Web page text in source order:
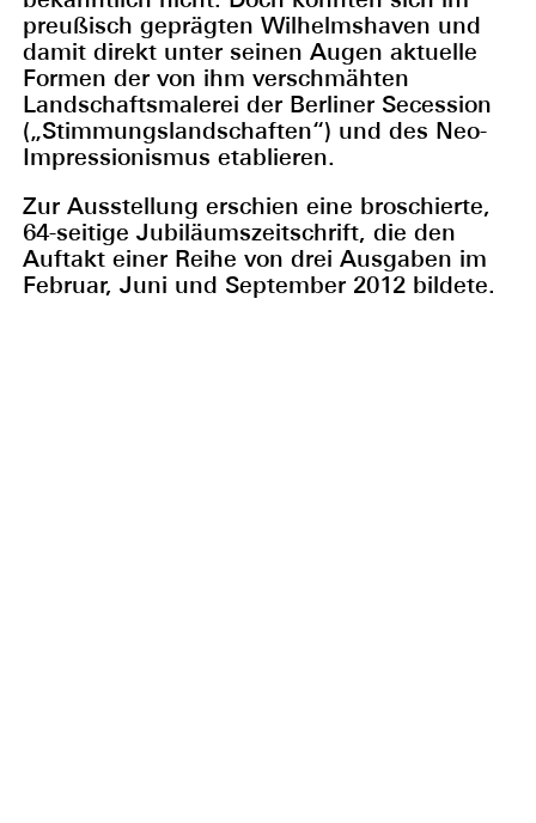
preußisch geprägten Wilhelmshaven und
damit direkt unter seinen Augen aktuelle
Formen der von ihm verschmähten
Landschaftsmalerei der Berliner Secession
(„Stimmungslandschaften“) und des Neo-
Impressionismus etablieren.
Zur Ausstellung erschien eine broschierte,
64-seitige Jubiläumszeitschrift, die den
Auftakt einer Reihe von drei Ausgaben im
Februar, Juni und September 2012 bildete.